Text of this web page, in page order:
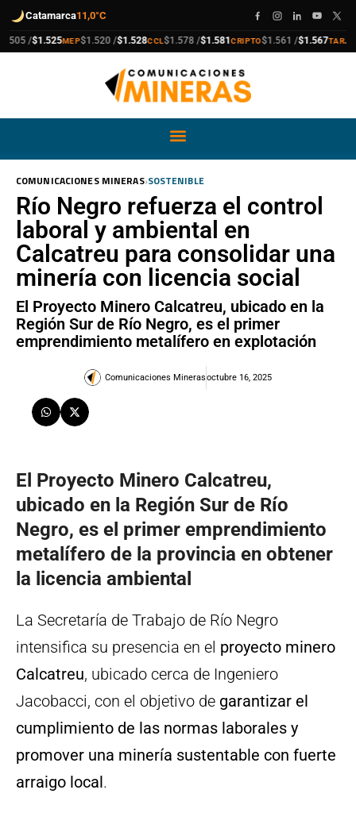
Catamarca11,0°C
/$1.525MEP
compra$1.520 /
venta $1.528CCL
compra$1.578 /
venta $1.581CRIPTO
compra$1.561 /
venta $1.567TARJETA
compra
venta
COMUNICACIONES MINERAS›SOSTENIBLE
Río Negro refuerza el control
laboral y ambiental en
Calcatreu para consolidar una
minería con licencia social
El Proyecto Minero Calcatreu, ubicado en la
Región Sur de Río Negro, es el primer
emprendimiento metalífero en explotación
Comunicaciones Minerasoctubre 16, 2025
El Proyecto Minero Calcatreu,
ubicado en la Región Sur de Río
Negro, es el primer emprendimiento
metalífero de la provincia en obtener
la licencia ambiental
La Secretaría de Trabajo de Río Negro
intensifica su presencia en el proyecto minero
Calcatreu, ubicado cerca de Ingeniero
Jacobacci, con el objetivo de garantizar el
cumplimiento de las normas laborales y
promover una minería sustentable con fuerte
arraigo local.